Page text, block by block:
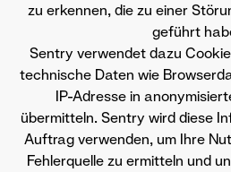
zu erkennen, die zu einer
geführt
Sentry verwendet dazu
technische Daten wie
IP-Adresse in
übermitteln. Sentry wird diese
Auftrag verwenden, um Ihre
Fehlerquelle zu ermitteln und